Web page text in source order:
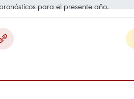
para el presente año.